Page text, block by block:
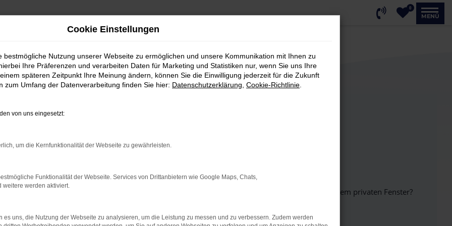
0
MENÜ
bestimmter Seiten verhindern. Funktioniert die Seite in einem anderen Browser oder in einem privaten Fenster?
beheben.
Cookie Einstellungen
bestmögliche Nutzung unserer Webseite zu ermöglichen und unsere Kommunikation mit Ihnen zu
Ihre Präferenzen und verarbeiten Daten für Marketing und Statistiken nur, wenn Sie uns Ihre
späteren Zeitpunkt Ihre Meinung ändern, können Sie die Einwilligung jederzeit für die Zukunft
zum Umfang der Datenverarbeitung finden Sie hier: Datenschutzerklärung Cookie-Richtlinie
von uns eingesetzt:
um die Kernfunktionalität der Webseite zu gewährleisten.
Funktionalität der Webseite. Services von Drittanbietern wie Google Maps, Chats,
weitere werden aktiviert.
es uns, die Nutzung der Webseite zu analysieren, um die Leistung zu messen und zu verbessern. Zudem werden